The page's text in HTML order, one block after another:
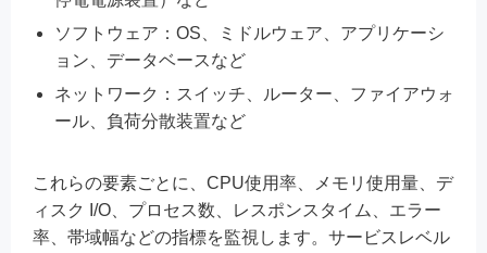
ソフトウェア：OS、ミドルウェア、アプリケーシ
ョン、データベースなど
ネットワーク：スイッチ、ルーター、ファイアウォ
ール、負荷分散装置など
これらの要素ごとに、CPU使用率、メモリ使用量、デ
ィスク I/O、プロセス数、レスポンスタイム、エラー
率、帯域幅などの指標を監視します。サービスレベル